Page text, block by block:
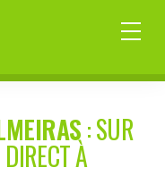
: SUR
À